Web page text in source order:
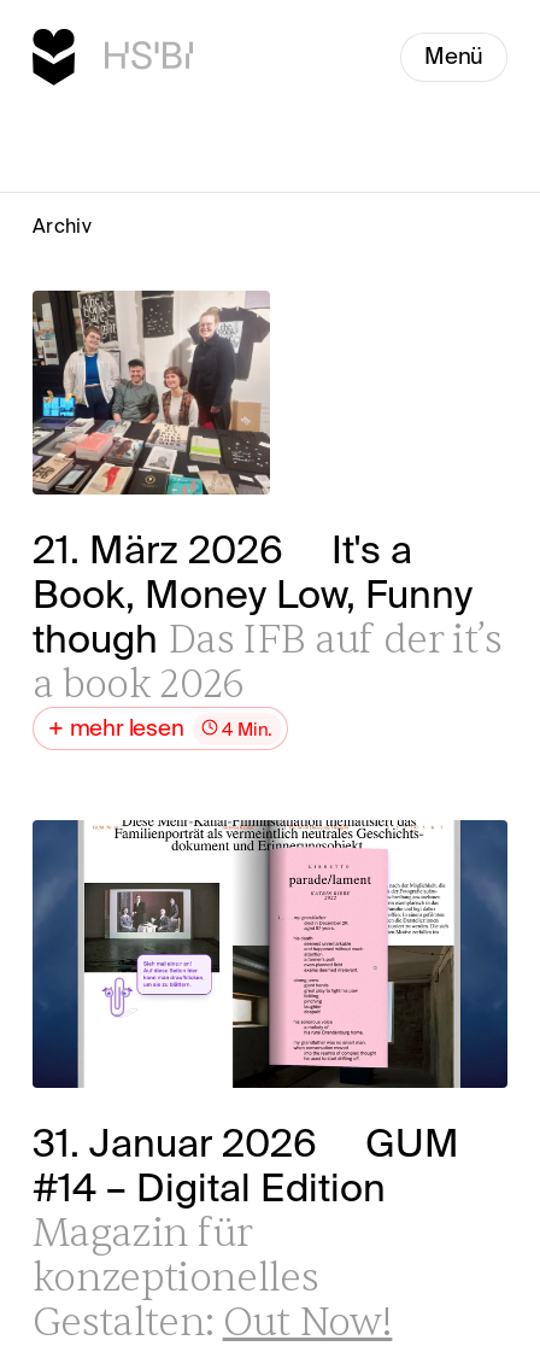
Menü
Archiv
21. März 2026
It's a
Book, Money Low, Funny
though Das IFB auf der it’s
a book 2026
mehr lesen 4 Min.
31. Januar 2026
GUM
#14 – Digital Edition
Magazin für
konzeptionelles
Gestalten: Out Now!